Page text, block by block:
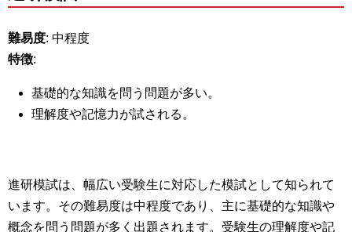
難易度: 中程度
特徴:
基礎的な知識を問う問題が多い。
理解度や記憶力が試される。
進研模試は、幅広い受験生に対応した模試として知られて
います。その難易度は中程度であり、主に基礎的な知識や
概念を問う問題が多く出題されます。受験生の理解度や記